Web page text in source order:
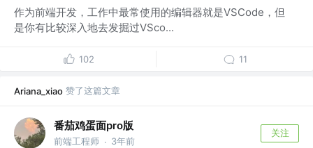
作为前端开发，工作中最常使用的编辑器就是VSCode，但
是你有比较深入地去发掘过VSco...
102 11
Ariana_xiao 赞了这篇文章
番茄鸡蛋面pro版
前端工程师 · 3年前
关注